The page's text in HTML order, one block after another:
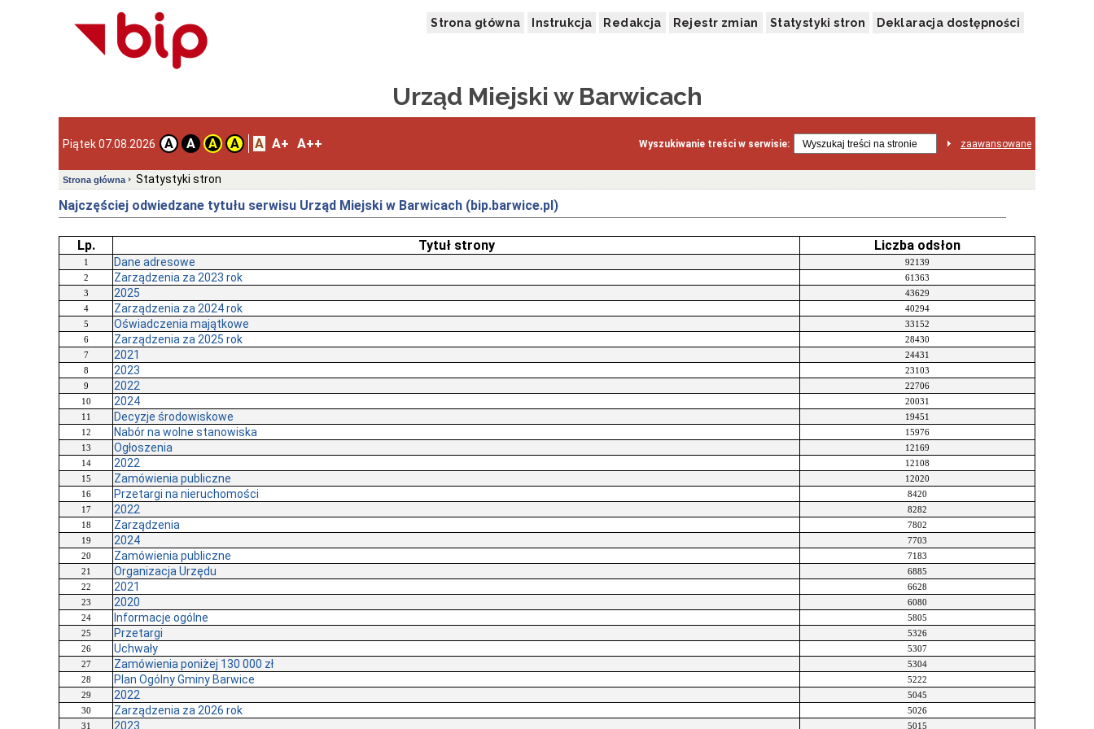
Strona główna Instrukcja Redakcja Rejestr zmian Statystyki stron Deklaracja dostępności
Urząd Miejski w Barwicach
Piątek 07.08.2026 A A A A A A+ A++ Wyszukiwanie treści w serwisie: zaawansowane
Strona główna Statystyki stron
Najczęściej odwiedzane tytułu serwisu Urząd Miejski w Barwicach (bip.barwice.pl)
Lp. Tytuł strony Liczba odsłon
1 Dane adresowe
92139
2
Zarządzenia za 2023 rok
61363
3
2025
43629
4
Zarządzenia za 2024 rok
40294
5
Oświadczenia majątkowe
33152
6
Zarządzenia za 2025 rok
28430
7
2021
24431
8
2023
23103
9
2022
22706
10
2024
20031
11
Decyzje środowiskowe
19451
12
Nabór na wolne stanowiska
15976
13
Ogłoszenia
12169
14
2022
12108
15
Zamówienia publiczne
12020
16
Przetargi na nieruchomości
8420
17
2022
8282
18
Zarządzenia
7802
19
2024
7703
20
Zamówienia publiczne
7183
21
Organizacja Urzędu
6885
22
2021
6628
23
2020
6080
24
Informacje ogólne
5805
25
Przetargi
5326
26
Uchwały
5307
27
Zamówienia poniżej 130 000 zł
5304
28
Plan Ogólny Gminy Barwice
5222
29
2022
5045
30
Zarządzenia za 2026 rok
5026
31
2023 5015